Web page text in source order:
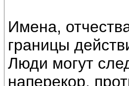
Имена,
границы
Люди могут
наперекор,